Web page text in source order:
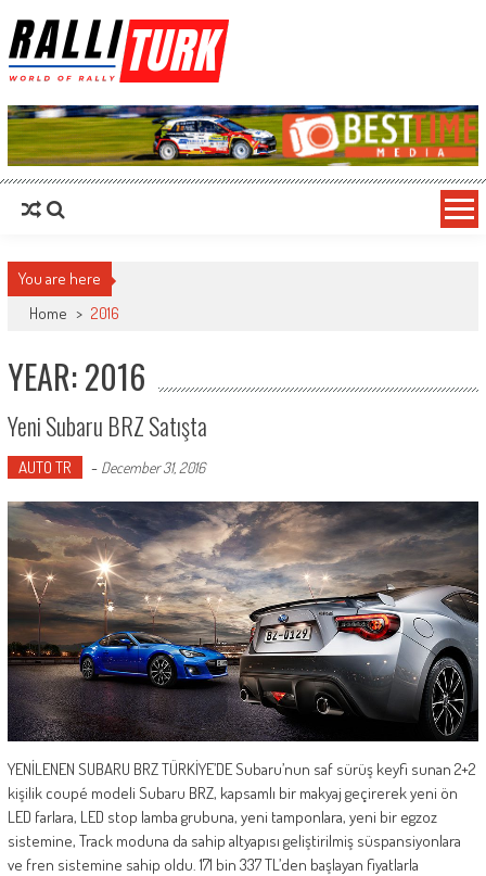
RalliTurk
You are here
Home > 2016
YEAR: 2016
Yeni Subaru BRZ Satışta
AUTO TR - December 31, 2016
YENİLENEN SUBARU BRZ TÜRKİYE’DE Subaru’nun saf sürüş keyfi sunan 2+2
kişilik coupé modeli Subaru BRZ, kapsamlı bir makyaj geçirerek yeni ön
LED farlara, LED stop lamba grubuna, yeni tamponlara, yeni bir egzoz
sistemine, Track moduna da sahip altyapısı geliştirilmiş süspansiyonlara
ve fren sistemine sahip oldu. 171 bin 337 TL’den başlayan fiyatlarla